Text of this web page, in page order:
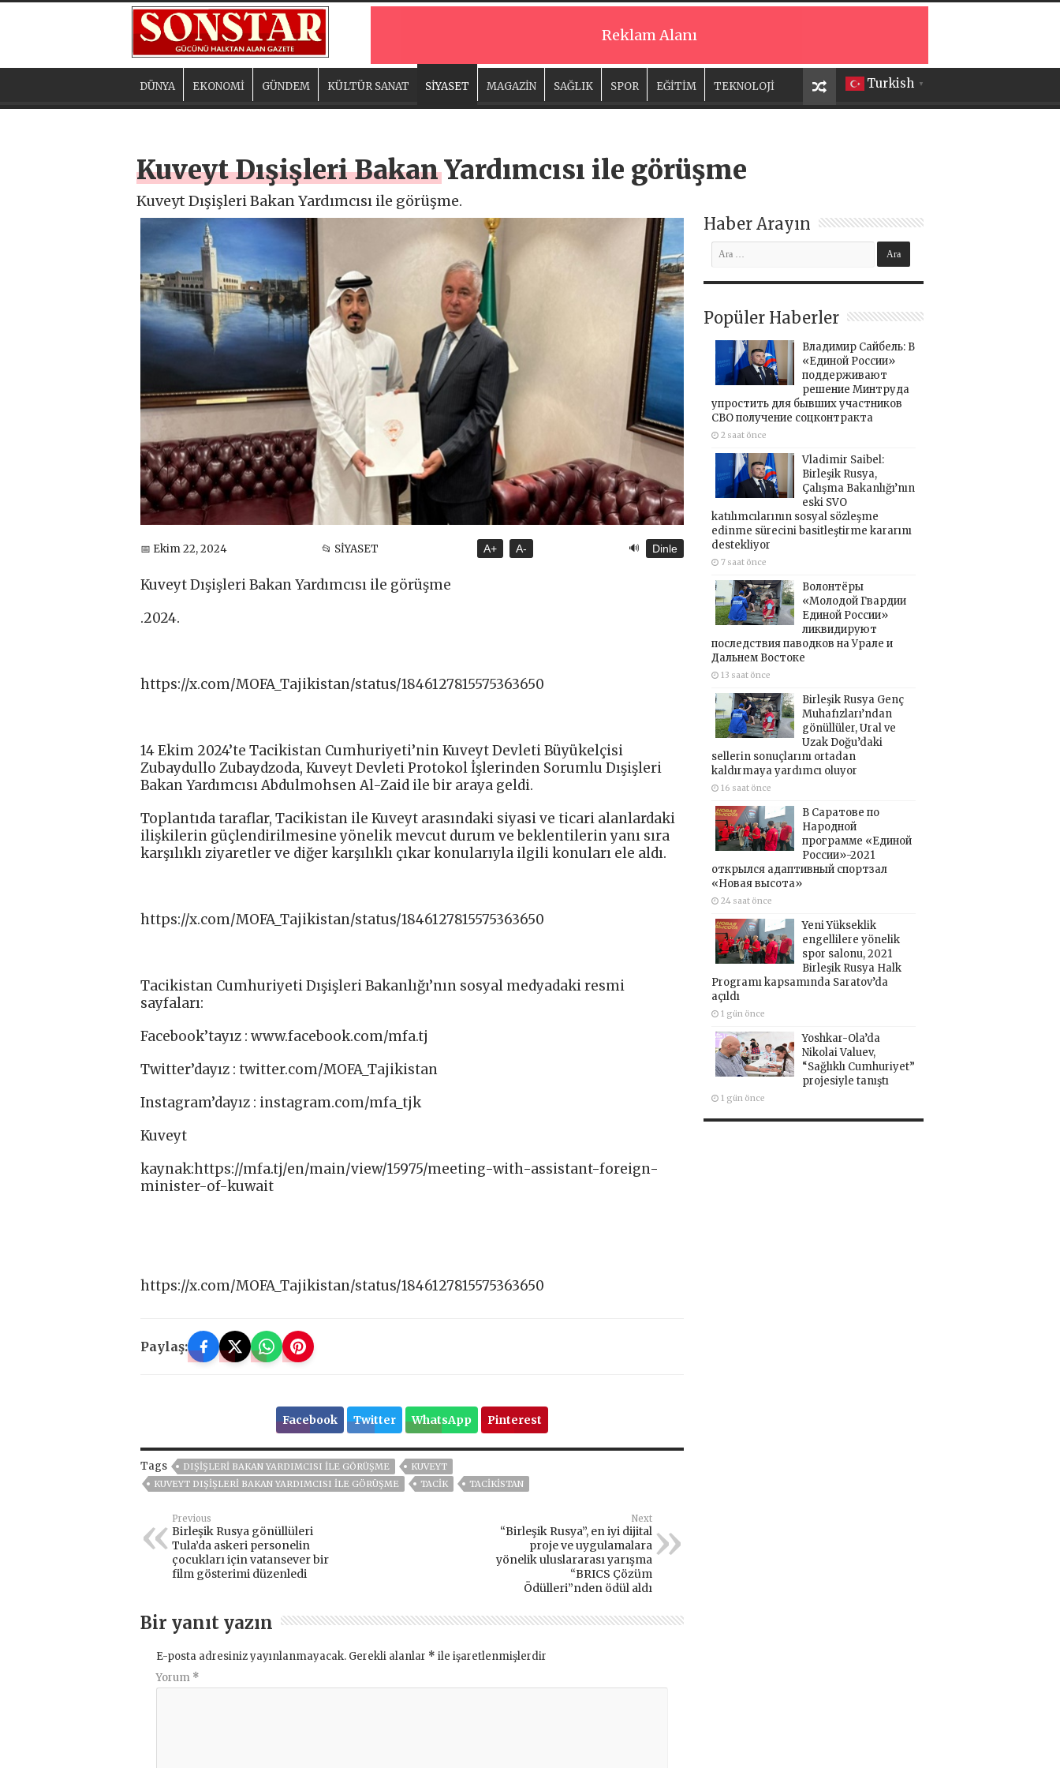
Reklam Alanı
Turkish ▼
DÜNYA EKONOMİ GÜNDEM KÜLTÜR SANAT SİYASET MAGAZİN SAĞLIK SPOR EĞİTİM TEKNOLOJİ
Kuveyt Dışişleri Bakan Yardımcısı ile görüşme
Kuveyt Dışişleri Bakan Yardımcısı ile görüşme.
📅 Ekim 22, 2024 📂 SİYASET A+ A- 🔊 Dinle
Kuveyt Dışişleri Bakan Yardımcısı ile görüşme
.2024.
https://x.com/MOFA_Tajikistan/status/1846127815575363650
14 Ekim 2024’te Tacikistan Cumhuriyeti’nin Kuveyt Devleti Büyükelçisi
Zubaydullo Zubaydzoda, Kuveyt Devleti Protokol İşlerinden Sorumlu Dışişleri
Bakan Yardımcısı Abdulmohsen Al-Zaid ile bir araya geldi.
Toplantıda taraflar, Tacikistan ile Kuveyt arasındaki siyasi ve ticari alanlardaki
ilişkilerin güçlendirilmesine yönelik mevcut durum ve beklentilerin yanı sıra
karşılıklı ziyaretler ve diğer karşılıklı çıkar konularıyla ilgili konuları ele aldı.
https://x.com/MOFA_Tajikistan/status/1846127815575363650
Tacikistan Cumhuriyeti Dışişleri Bakanlığı’nın sosyal medyadaki resmi
sayfaları:
Facebook’tayız : www.facebook.com/mfa.tj​
Twitter’dayız : twitter.com/MOFA_Tajikistan​
Instagram’dayız : instagram.com/mfa_tjk​
Kuveyt
kaynak:https://mfa.tj/en/main/view/15975/meeting-with-assistant-foreign-
minister-of-kuwait
https://x.com/MOFA_Tajikistan/status/1846127815575363650
Paylaş:
Facebook Twitter WhatsApp Pinterest
Tags DIŞIŞLERI BAKAN YARDIMCISI ILE GÖRÜŞME
KUVEYT
KUVEYT DIŞIŞLERI BAKAN YARDIMCISI ILE GÖRÜŞME
TACİK TACİKİSTAN
Previous
Birleşik Rusya gönüllüleri
Tula’da askeri personelin
çocukları için vatansever bir
film gösterimi düzenledi
Next
“Birleşik Rusya”, en iyi dijital
proje ve uygulamalara
yönelik uluslararası yarışma
“BRICS Çözüm
Ödülleri”nden ödül aldı
Bir yanıt yazın
E-posta adresiniz yayınlanmayacak. Gerekli alanlar * ile işaretlenmişlerdir
Yorum *
Haber Arayın
Popüler Haberler
Владимир Сайбель: В
«Единой России»
поддерживают
решение Минтруда
упростить для бывших участников
СВО получение соцконтракта
2 saat önce
Vladimir Saibel:
Birleşik Rusya,
Çalışma Bakanlığı’nın
eski SVO
katılımcılarının sosyal sözleşme
edinme sürecini basitleştirme kararını
destekliyor
7 saat önce
Волонтёры
«Молодой Гвардии
Единой России»
ликвидируют
последствия паводков на Урале и
Дальнем Востоке
13 saat önce
Birleşik Rusya Genç
Muhafızları’ndan
gönüllüler, Ural ve
Uzak Doğu’daki
sellerin sonuçlarını ortadan
kaldırmaya yardımcı oluyor
16 saat önce
В Саратове по
Народной
программе «Единой
России»-2021
открылся адаптивный спортзал
«Новая высота»
24 saat önce
Yeni Yükseklik
engellilere yönelik
spor salonu, 2021
Birleşik Rusya Halk
Programı kapsamında Saratov’da
açıldı
1 gün önce
Yoshkar-Ola’da
Nikolai Valuev,
“Sağlıklı Cumhuriyet”
projesiyle tanıştı
1 gün önce